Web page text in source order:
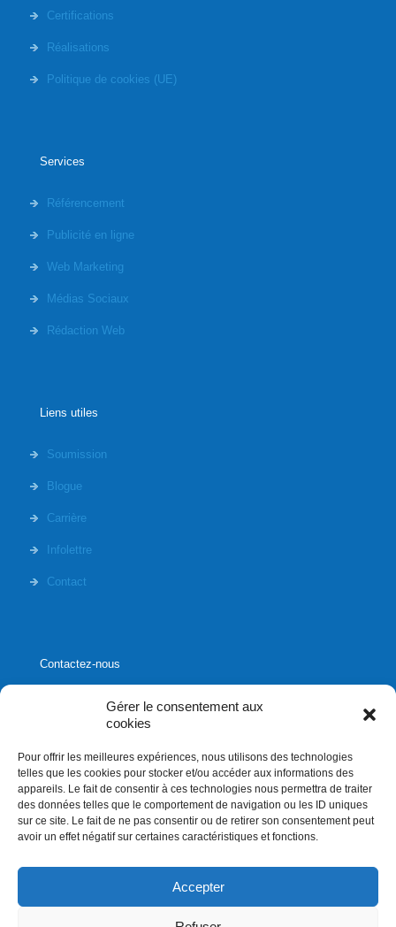
Gérer le consentement aux
cookies
Pour offrir les meilleures expériences, nous utilisons des technologies
telles que les cookies pour stocker et/ou accéder aux informations des
appareils. Le fait de consentir à ces technologies nous permettra de traiter
des données telles que le comportement de navigation ou les ID uniques
sur ce site. Le fait de ne pas consentir ou de retirer son consentement peut
avoir un effet négatif sur certaines caractéristiques et fonctions.
Accepter
Certifications
Réalisations
Politique de cookies (UE)
Services
Référencement
Publicité en ligne
Web Marketing
Médias Sociaux
Rédaction Web
Liens utiles
Soumission
Blogue
Carrière
Infolettre
Contact
Contactez-nous
1020, rue Bouvier, suite 400,
Québec (Québec) G2K 0K9
info[]affluences.ca
418.684.8881